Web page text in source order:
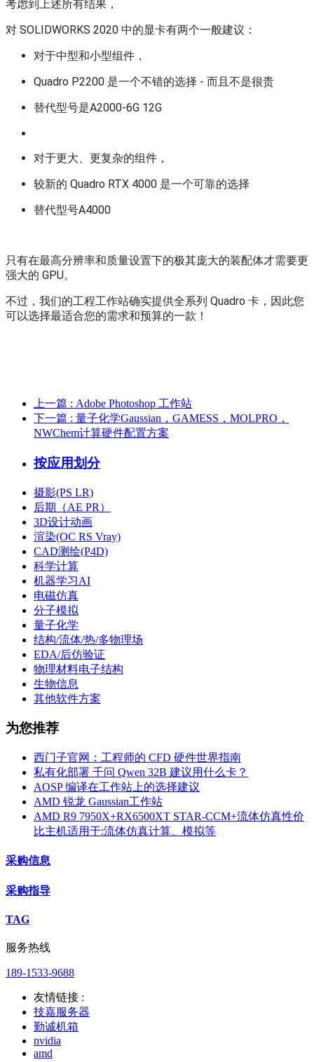
考虑到上述所有结果，
对 SOLIDWORKS 2020 中的显卡有两个一般建议：
对于中型和小型组件，
Quadro P2200 是一个不错的选择 - 而且不是很贵
替代型号是A2000-6G 12G
对于更大、更复杂的组件，
较新的 Quadro RTX 4000 是一个可靠的选择
替代型号A4000
只有在最高分辨率和质量设置下的极其庞大的装配体才需要更
强大的 GPU。
不过，我们的工程工作站确实提供全系列 Quadro 卡，因此您
可以选择最适合您的需求和预算的一款！
上一篇 : Adobe Photoshop 工作站
下一篇 : 量子化学Gaussian，GAMESS，MOLPRO，
NWChem计算硬件配置方案
按应用划分
摄影(PS LR)
后期（AE PR）
3D设计动画
渲染(OC RS Vray)
CAD测绘(P4D)
科学计算
机器学习AI
电磁仿真
分子模拟
量子化学
结构/流体/热/多物理场
EDA/后仿验证
物理材料电子结构
生物信息
其他软件方案
为您推荐
西门子官网：工程师的 CFD 硬件世界指南
私有化部署 千问 Qwen 32B 建议用什么卡？
AOSP 编译在工作站上的选择建议
AMD 锐龙 Gaussian工作站
AMD R9 7950X+RX6500XT STAR-CCM+流体仿真性价
比主机适用于:流体仿真计算、模拟等
采购信息
采购指导
TAG
服务热线
189-1533-9688
友情链接 :
技嘉服务器
勤诚机箱
nvidia
amd